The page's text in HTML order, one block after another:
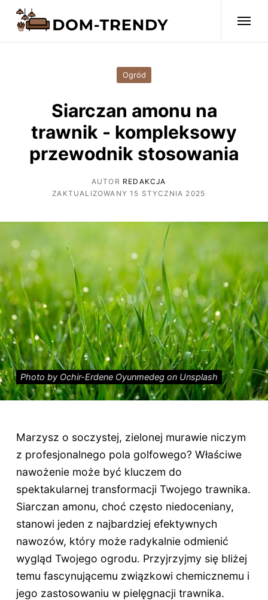
Ogród
Siarczan amonu na
trawnik - kompleksowy
przewodnik stosowania
AUTOR REDAKCJA
ZAKTUALIZOWANY 15 STYCZNIA 2025
Photo by Ochir-Erdene Oyunmedeg on Unsplash
Marzysz o soczystej, zielonej murawie niczym
z profesjonalnego pola golfowego? Właściwe
nawożenie może być kluczem do
spektakularnej transformacji Twojego trawnika.
Siarczan amonu, choć często niedoceniany,
stanowi jeden z najbardziej efektywnych
nawozów, który może radykalnie odmienić
wygląd Twojego ogrodu. Przyjrzyjmy się bliżej
temu fascynującemu związkowi chemicznemu i
jego zastosowaniu w pielęgnacji trawnika.